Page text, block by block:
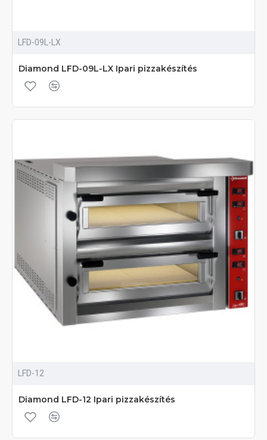
LFD-09L-LX
Diamond LFD-09L-LX Ipari pizzakészítés
LFD-12
Diamond LFD-12 Ipari pizzakészítés